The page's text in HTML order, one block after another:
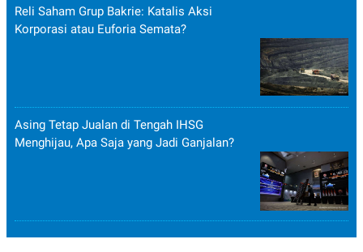
Reli Saham Grup Bakrie: Katalis Aksi
Korporasi atau Euforia Semata?
Asing Tetap Jualan di Tengah IHSG
Menghijau, Apa Saja yang Jadi Ganjalan?